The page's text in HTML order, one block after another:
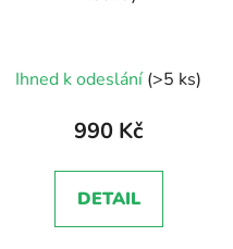
Ihned k odeslání (>5 ks)
990 Kč
DETAIL